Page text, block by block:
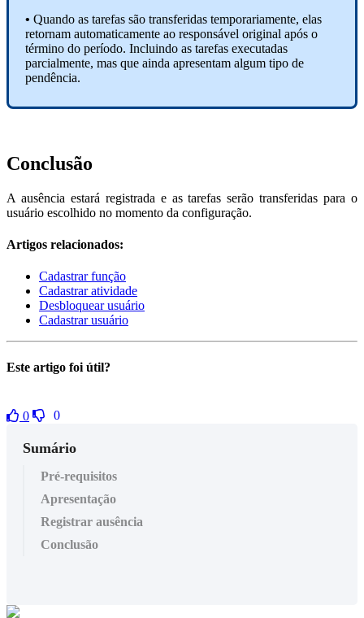
• Quando as tarefas são transferidas temporariamente, elas
retornam automaticamente ao responsável original após o
término do período. Incluindo as tarefas executadas
parcialmente, mas que ainda apresentam algum tipo de
pendência.
Conclusão
A ausência estará registrada e as tarefas serão transferidas para o
usuário escolhido no momento da configuração.
Artigos relacionados:
Cadastrar função
Cadastrar atividade
Desbloquear usuário
Cadastrar usuário
Este artigo foi útil?
0 0
Sumário
Pré-requisitos
Apresentação
Registrar ausência
Conclusão